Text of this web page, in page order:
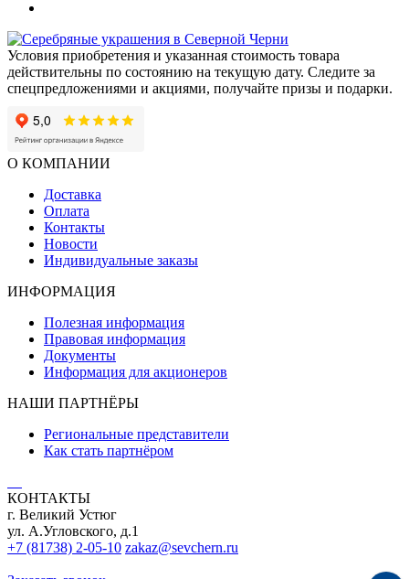
Условия приобретения и указанная стоимость товара
действительны по состоянию на текущую дату. Следите за
спецпредложениями и акциями, получайте призы и подарки.
О КОМПАНИИ
Доставка
Оплата
Контакты
Новости
Индивидуальные заказы
ИНФОРМАЦИЯ
Полезная информация
Правовая информация
Документы
Информация для акционеров
НАШИ ПАРТНЁРЫ
Региональные представители
Как стать партнёром
КОНТАКТЫ
г. Великий Устюг
ул. А.Угловского, д.1
+7 (81738) 2-05-10 zakaz@sevchern.ru